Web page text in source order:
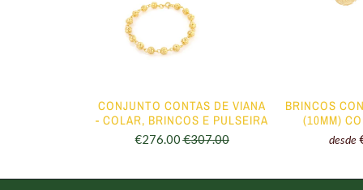
CONJUNTO CONTAS DE VIANA
- COLAR, BRINCOS E PULSEIRA
€276.00€307.00
BRINCOS
(10MM)
desde